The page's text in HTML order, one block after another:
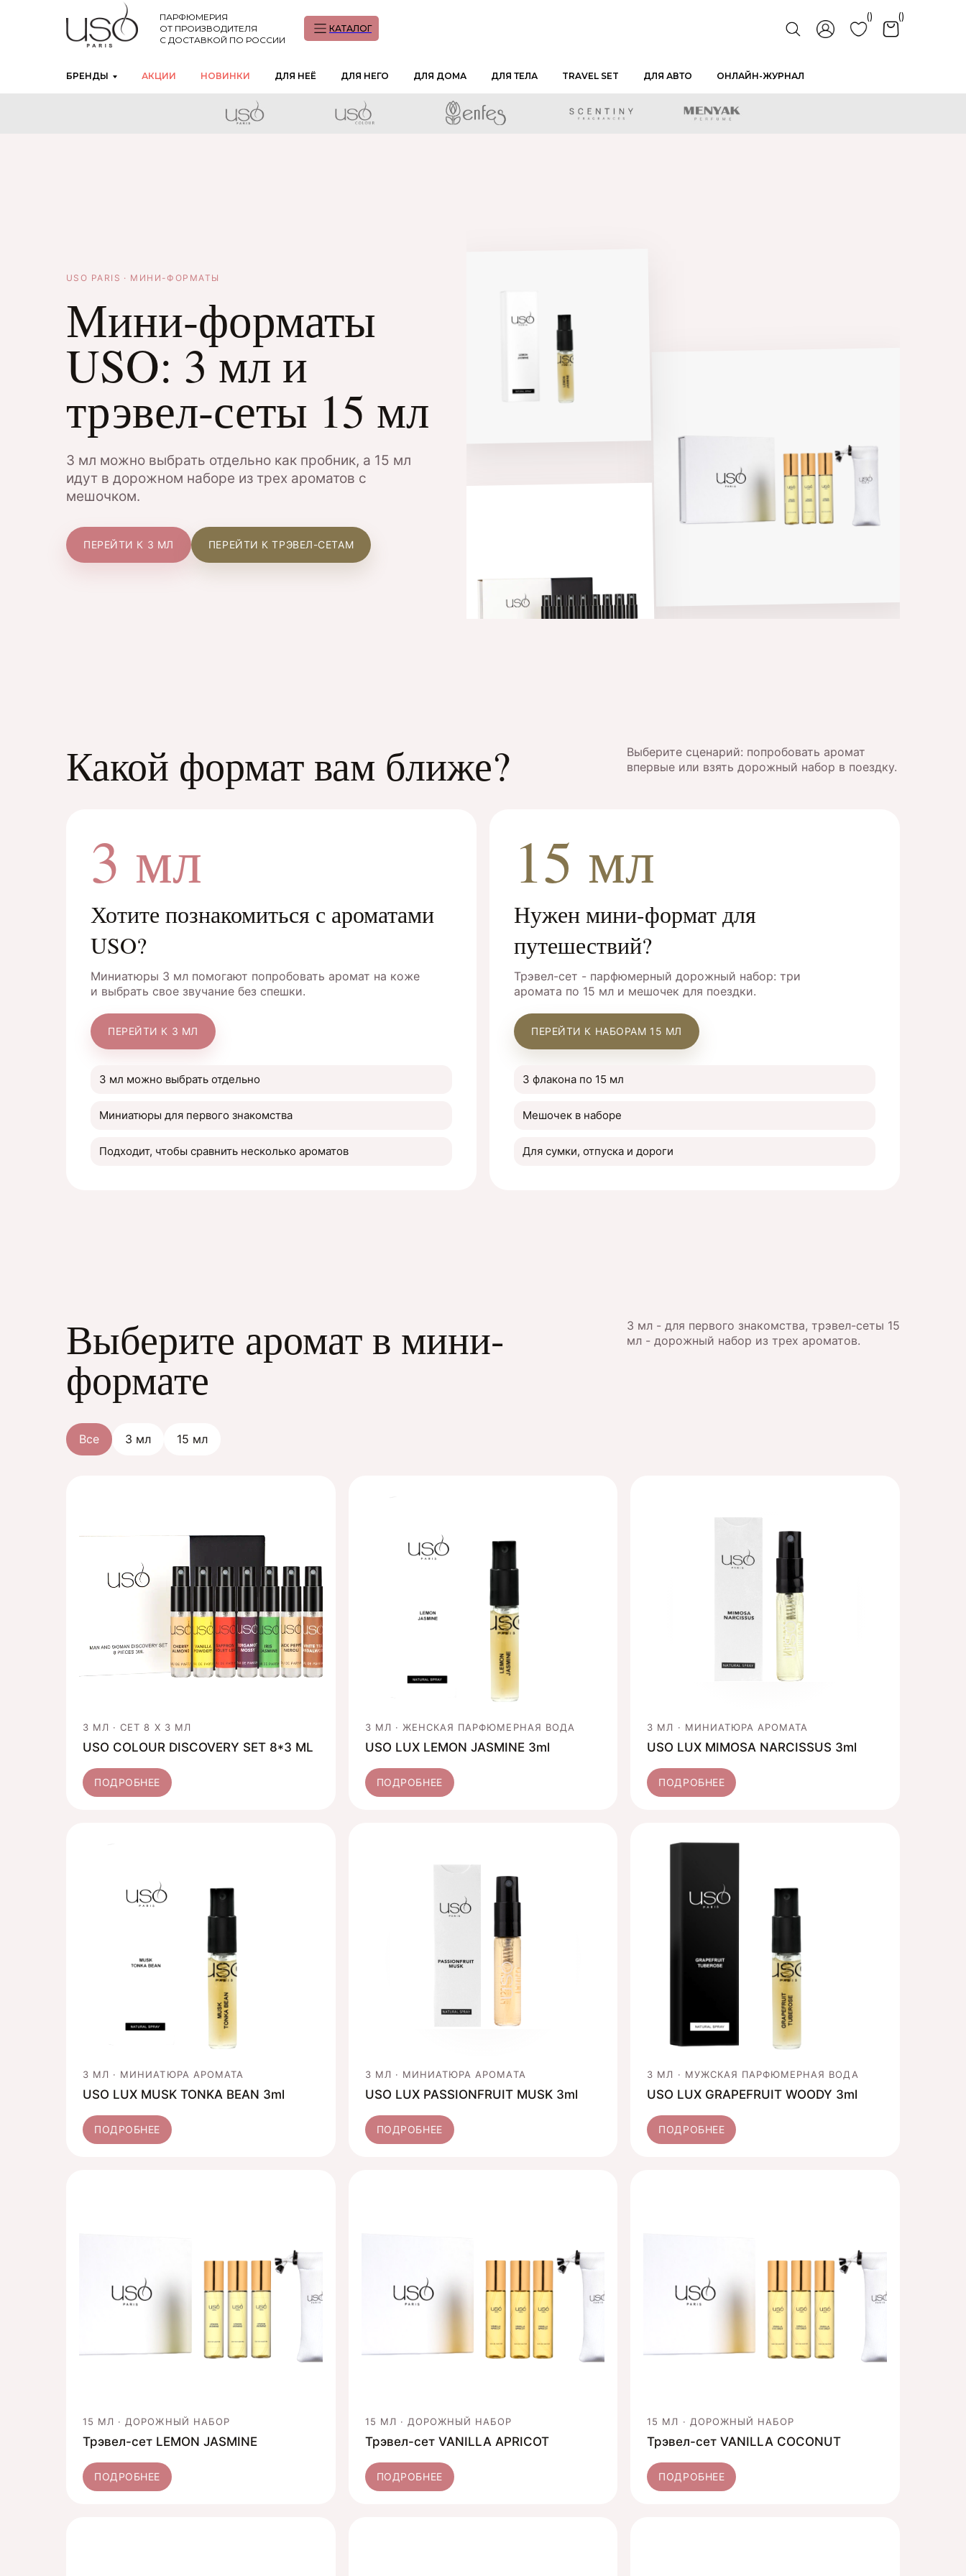
ПАРФЮМЕРИЯ
ОТ ПРОИЗВОДИТЕЛЯ
С ДОСТАВКОЙ ПО РОССИИ
()
()
КАТАЛОГ
БРЕНДЫ АКЦИИ НОВИНКИ ДЛЯ НЕЁ ДЛЯ НЕГО ДЛЯ ДОМА ДЛЯ ТЕЛА TRAVEL SET ДЛЯ АВТО ОНЛАЙН-ЖУРНАЛ
USO PARIS · МИНИ-ФОРМАТЫ
Мини-форматы
USO: 3 мл и
трэвел-сеты 15 мл
3 мл можно выбрать отдельно как пробник, а 15 мл
идут в дорожном наборе из трех ароматов с
мешочком.
ПЕРЕЙТИ К 3 МЛ ПЕРЕЙТИ К ТРЭВЕЛ-СЕТАМ
Какой формат вам ближе?
Выберите сценарий: попробовать аромат
впервые или взять дорожный набор в поездку.
3 мл
Хотите познакомиться с ароматами
USO?
Миниатюры 3 мл помогают попробовать аромат на коже
и выбрать свое звучание без спешки.
ПЕРЕЙТИ К 3 МЛ
3 мл можно выбрать отдельно
Миниатюры для первого знакомства
Подходит, чтобы сравнить несколько ароматов
15 мл
Нужен мини-формат для
путешествий?
Трэвел-сет - парфюмерный дорожный набор: три
аромата по 15 мл и мешочек для поездки.
ПЕРЕЙТИ К НАБОРАМ 15 МЛ
3 флакона по 15 мл
Мешочек в наборе
Для сумки, отпуска и дороги
Выберите аромат в мини-
формате
3 мл - для первого знакомства, трэвел-сеты 15
мл - дорожный набор из трех ароматов.
Все 3 мл 15 мл
3 МЛ · СЕТ 8 X 3 МЛ
USO COLOUR DISCOVERY SET 8*3 ML
ПОДРОБНЕЕ
3 МЛ · ЖЕНСКАЯ ПАРФЮМЕРНАЯ ВОДА
USO LUX LEMON JASMINE 3ml
ПОДРОБНЕЕ
3 МЛ · МИНИАТЮРА АРОМАТА
USO LUX MIMOSA NARCISSUS 3ml
ПОДРОБНЕЕ
3 МЛ · МИНИАТЮРА АРОМАТА
USO LUX MUSK TONKA BEAN 3ml
ПОДРОБНЕЕ
3 МЛ · МИНИАТЮРА АРОМАТА
USO LUX PASSIONFRUIT MUSK 3ml
ПОДРОБНЕЕ
3 МЛ · МУЖСКАЯ ПАРФЮМЕРНАЯ ВОДА
USO LUX GRAPEFRUIT WOODY 3ml
ПОДРОБНЕЕ
15 МЛ · ДОРОЖНЫЙ НАБОР
Трэвел-сет LEMON JASMINE
ПОДРОБНЕЕ
15 МЛ · ДОРОЖНЫЙ НАБОР
Трэвел-сет VANILLA APRICOT
ПОДРОБНЕЕ
15 МЛ · ДОРОЖНЫЙ НАБОР
Трэвел-сет VANILLA COCONUT
ПОДРОБНЕЕ